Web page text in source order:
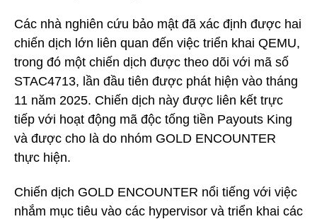
Các nhà nghiên cứu bảo mật đã xác định được hai
chiến dịch lớn liên quan đến việc triển khai QEMU,
trong đó một chiến dịch được theo dõi với mã số
STAC4713, lần đầu tiên được phát hiện vào tháng
11 năm 2025. Chiến dịch này được liên kết trực
tiếp với hoạt động mã độc tống tiền Payouts King
và được cho là do nhóm GOLD ENCOUNTER
thực hiện.
Chiến dịch GOLD ENCOUNTER nổi tiếng với việc
nhắm mục tiêu vào các hypervisor và triển khai các